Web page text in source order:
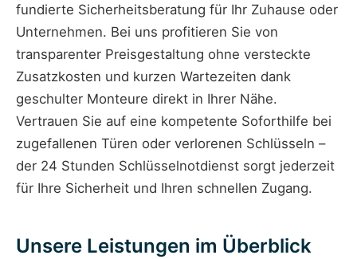
fundierte Sicherheitsberatung für Ihr Zuhause oder
Unternehmen. Bei uns profitieren Sie von
transparenter Preisgestaltung ohne versteckte
Zusatzkosten und kurzen Wartezeiten dank
geschulter Monteure direkt in Ihrer Nähe.
Vertrauen Sie auf eine kompetente Soforthilfe bei
zugefallenen Türen oder verlorenen Schlüsseln –
der 24 Stunden Schlüsselnotdienst sorgt jederzeit
für Ihre Sicherheit und Ihren schnellen Zugang.
Unsere Leistungen im Überblick